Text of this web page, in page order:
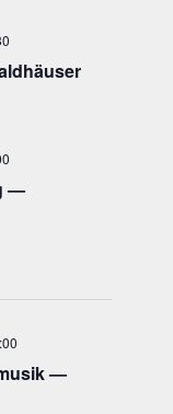
—
—